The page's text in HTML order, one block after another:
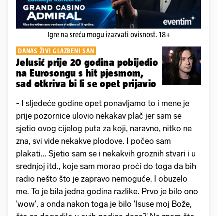
Igre na sreću mogu izazvati ovisnost. 18+
DANAS ŽIVI GLAZBENI SAN
Jelusić prije 20 godina pobijedio
na Eurosongu s hit pjesmom,
sad otkriva bi li se opet prijavio
- I sljedeće godine opet ponavljamo to i mene je
prije pozornice ulovio nekakav plač jer sam se
sjetio ovog cijelog puta za koji, naravno, nitko ne
zna, svi vide nekakve plodove. I počeo sam
plakati... Sjetio sam se i nekakvih groznih stvari i u
srednjoj itd., koje sam morao proći do toga da bih
radio nešto što je zapravo nemoguće. I obuzelo
me. To je bila jedna godina razlike. Prvo je bilo ono
'wow', a onda nakon toga je bilo 'Isuse moj Bože,